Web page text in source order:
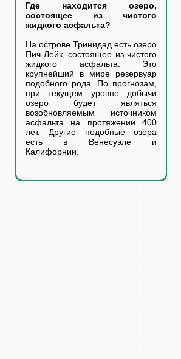
Где находится озеро,
состоящее из чистого
жидкого асфальта?
На острове Тринидад есть озеро
Пич-Лейк, состоящее из чистого
жидкого асфальта. Это
крупнейший в мире резервуар
подобного рода. По прогнозам,
при текущем уровне добычи
озеро будет являться
возобновляемым источником
асфальта на протяжении 400
лет. Другие подобные озёра
есть в Венесуэле и
Калифорнии.